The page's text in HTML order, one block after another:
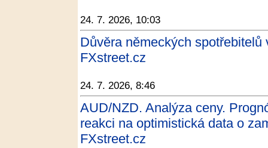
24. 7. 2026, 10:03
Důvěra německých
FXstreet.cz
24. 7. 2026, 8:46
AUD/NZD. Analýza ceny.
reakci na optimistická data o
FXstreet.cz